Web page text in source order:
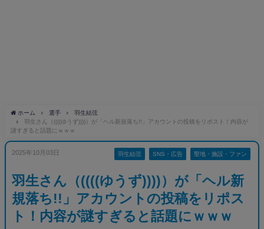
ホーム 選手
羽生結弦
羽生さん（((((ゆうず))))）が「ヘル新規落ち!!」アカウントの投稿をリポスト！内容が
謎すぎると話題にｗｗｗ
2025年10月03日 羽生結弦 SNS・広告 聖地・施設・ファン
羽生さん（((((ゆうず))))）が「ヘル新
規落ち!!」アカウントの投稿をリポス
ト！内容が謎すぎると話題にｗｗｗ